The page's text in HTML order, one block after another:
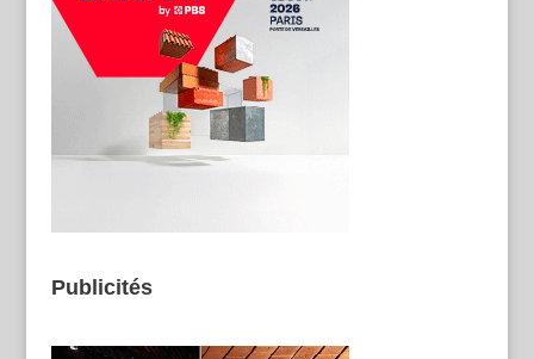
Publicités